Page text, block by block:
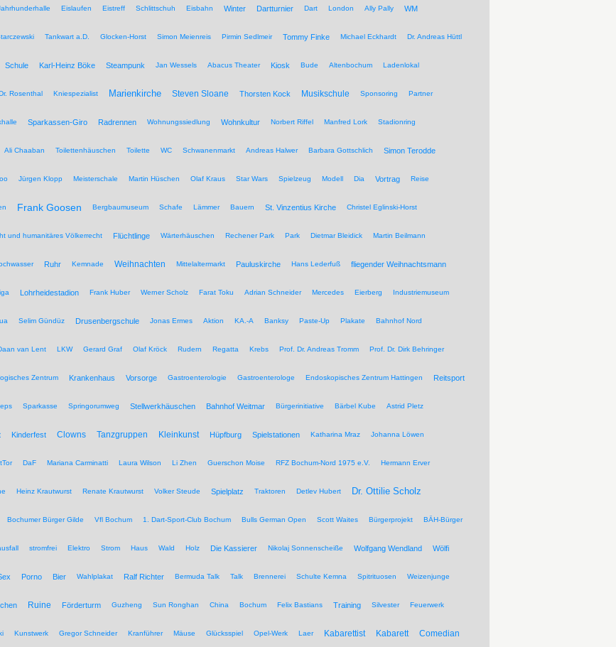
Eislaufen Eistreff Schlittschuh Eisbahn Winter Dartturnier Dart London Ally Pally WM
Tankwart a.D. Glocken-Horst Simon Meienreis Pirmin Sedlmeir Tommy Finke Michael Eckhardt Dr. Andreas Hüttl
Schule Karl-Heinz Böke Steampunk Jan Wessels Abacus Theater Kiosk Bude Altenbochum Ladenlokal
Rosenthal Kniespezialist Marienkirche Steven Sloane Thorsten Kock Musikschule Sponsoring Partner
Sparkassen-Giro Radrennen Wohnungssiedlung Wohnkultur Norbert Riffel Manfred Lork Stadionring
Ali Chaaban Toilettenhäuschen Toilette WC Schwanenmarkt Andreas Halwer Barbara Gottschlich Simon Terodde
Jürgen Klopp Meisterschale Martin Hüschen Olaf Kraus Star Wars Spielzeug Modell Dia Vortrag Reise
Frank Goosen Bergbaumuseum Schafe Lämmer Bauern St. Vinzentius Kirche Christel Eglinski-Horst
und humanitäres Völkerrecht Flüchtlinge Wärterhäuschen Rechener Park Park Dietmar Bleidick Martin Beilmann
Ruhr Kemnade Weihnachten Mittelaltermarkt Pauluskirche Hans Lederfuß fliegender Weihnachtsmann
Lohrheidestadion Frank Huber Werner Scholz Farat Toku Adrian Schneider Mercedes Eierberg Industriemuseum
Selim Gündüz Drusenbergschule Jonas Ermes Aktion KA.-A Banksy Paste-Up Plakate Bahnhof Nord
van Lent LKW Gerard Graf Olaf Kröck Rudern Regatta Krebs Prof. Dr. Andreas Tromm Prof. Dr. Dirk Behringer
Zentrum Krankenhaus Vorsorge Gastroenterologie Gastroenterologe Endoskopisches Zentrum Hattingen Reitsport
Sparkasse Springorumweg Stellwerkhäuschen Bahnhof Weitmar Bürgerinitiative Bärbel Kube Astrid Pletz
Kinderfest Clowns Tanzgruppen Kleinkunst Hüpfburg Spielstationen Katharina Mraz Johanna Löwen
DaF Mariana Carminatti Laura Wilson Li Zhen Guerschon Moise RFZ Bochum-Nord 1975 e.V. Hermann Erver
Heinz Krautwurst Renate Krautwurst Volker Steude Spielplatz Traktoren Detlev Hubert Dr. Ottilie Scholz
Bochumer Bürger Gilde Vfl Bochum 1. Dart-Sport-Club Bochum Bulls German Open Scott Waites Bürgerprojekt BÄH-Bürger
stromfrei Elektro Strom Haus Wald Holz Die Kassierer Nikolaj Sonnenscheiße Wolfgang Wendland Wölfi
Porno Bier Wahlplakat Ralf Richter Bermuda Talk Talk Brennerei Schulte Kemna Spitrituosen Weizenjunge
Ruine Förderturm Guzheng Sun Ronghan China Bochum Felix Bastians Training Silvester Feuerwerk
Kunstwerk Gregor Schneider Kranführer Mäuse Glücksspiel Opel-Werk Laer Kabarettist Kabarett Comedian